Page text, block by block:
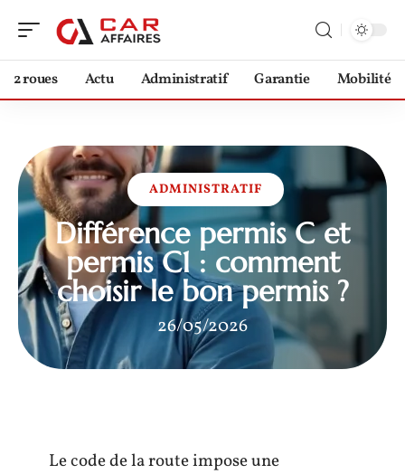
2 roues Actu Administratif Garantie Mobilité
ADMINISTRATIF
Différence permis C et
permis C1 : comment
choisir le bon permis ?
26/05/2026
Le code de la route impose une